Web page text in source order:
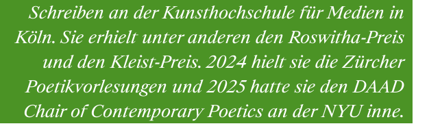
Schreiben an der Kunsthochschule für Medien in
Köln. Sie erhielt unter anderen den Roswitha-Preis
und den Kleist-Preis. 2024 hielt sie die Zürcher
Poetikvorlesungen und 2025 hatte sie den DAAD
Chair of Contemporary Poetics an der NYU inne.